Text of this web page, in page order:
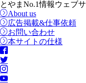
とやまNo.1情報ウェブ
About us
広告掲載&仕事依頼
お問い合わせ
本サイトの仕様